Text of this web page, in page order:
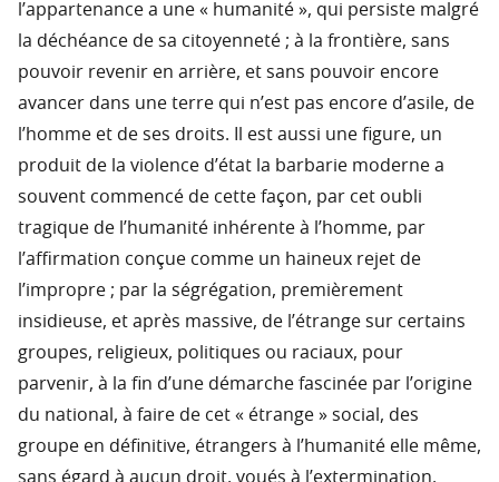
l’appartenance a une « humanité », qui persiste malgré
la déchéance de sa citoyenneté ; à la frontière, sans
pouvoir revenir en arrière, et sans pouvoir encore
avancer dans une terre qui n’est pas encore d’asile, de
l’homme et de ses droits. Il est aussi une figure, un
produit de la violence d’état la barbarie moderne a
souvent commencé de cette façon, par cet oubli
tragique de l’humanité inhérente à l’homme, par
l’affirmation conçue comme un haineux rejet de
l’impropre ; par la ségrégation, premièrement
insidieuse, et après massive, de l’étrange sur certains
groupes, religieux, politiques ou raciaux, pour
parvenir, à la fin d’une démarche fascinée par l’origine
du national, à faire de cet « étrange » social, des
groupe en définitive, étrangers à l’humanité elle même,
sans égard à aucun droit, voués à l’extermination.